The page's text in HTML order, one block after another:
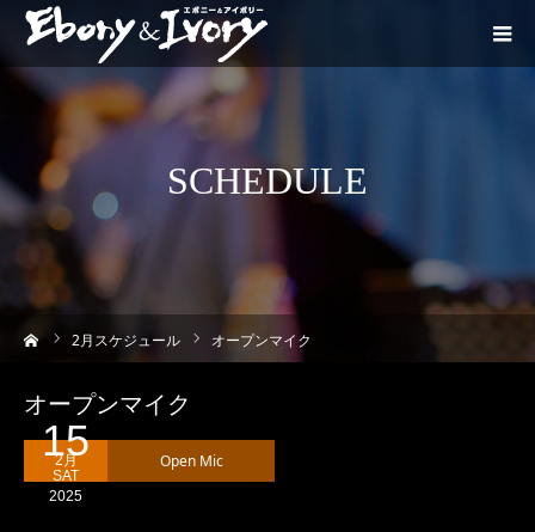
SCHEDULE
2月スケジュール オープンマイク
オープンマイク
2月
15
SAT
2025
Open Mic